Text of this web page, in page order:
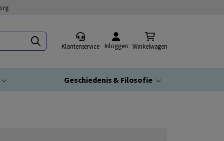
Klantenservice Inloggen Winkelwagen
Geschiedenis & Filosofie